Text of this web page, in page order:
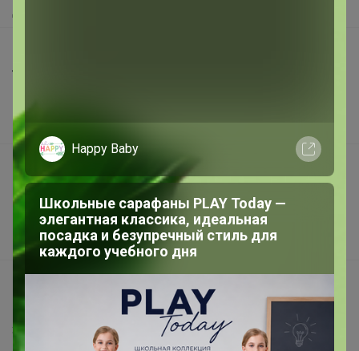
Торговые марки
В наличии
Подарочные сертификаты
Реклама на сайте
Поставщикам
Вакансии
Написать в поддержку
Защита покупателя
Happy Baby
Школьные сарафаны PLAY Today —
элегантная классика, идеальная
посадка и безупречный стиль для
каждого учебного дня